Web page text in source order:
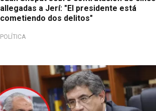
allegadas a Jerí: "El presidente está
cometiendo dos delitos"
POLÍTICA
Oportunidad